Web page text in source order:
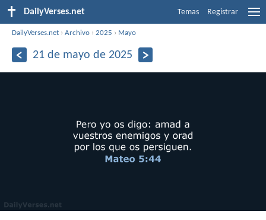
DailyVerses.net Temas Registrar
DailyVerses.net ›Archivo ›2025 › Mayo
21 de mayo de 2025